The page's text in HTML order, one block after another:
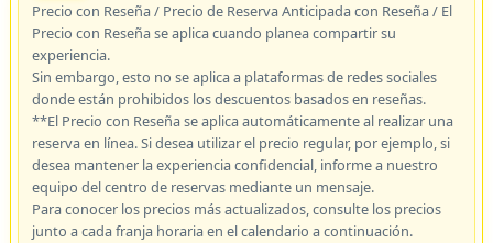
Precio con Reseña / Precio de Reserva Anticipada con Reseña / El
Precio con Reseña se aplica cuando planea compartir su
experiencia.
Sin embargo, esto no se aplica a plataformas de redes sociales
donde están prohibidos los descuentos basados en reseñas.
**El Precio con Reseña se aplica automáticamente al realizar una
reserva en línea. Si desea utilizar el precio regular, por ejemplo, si
desea mantener la experiencia confidencial, informe a nuestro
equipo del centro de reservas mediante un mensaje.
Para conocer los precios más actualizados, consulte los precios
junto a cada franja horaria en el calendario a continuación.